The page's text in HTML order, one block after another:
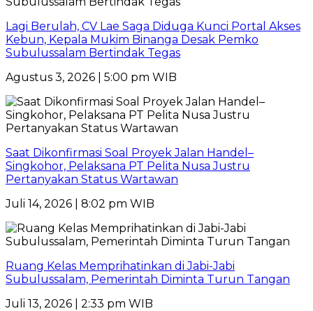
Lagi Berulah, CV Lae Saga Diduga Kunci Portal Akses
Kebun, Kepala Mukim Binanga Desak Pemko
Subulussalam Bertindak Tegas
Agustus 3, 2026 | 5:00 pm WIB
Saat Dikonfirmasi Soal Proyek Jalan Handel–
Singkohor, Pelaksana PT Pelita Nusa Justru
Pertanyakan Status Wartawan
Juli 14, 2026 | 8:02 pm WIB
Ruang Kelas Memprihatinkan di Jabi-Jabi
Subulussalam, Pemerintah Diminta Turun Tangan
Juli 13, 2026 | 2:33 pm WIB